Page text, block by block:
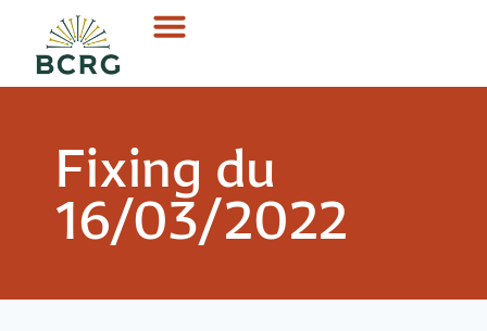
Fixing du
16/03/2022